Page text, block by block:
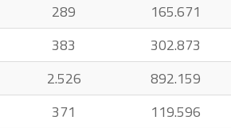
289
165.671
383
302.873
2.526
892.159
371
119.596